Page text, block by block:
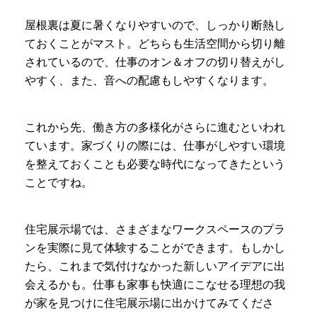
屋根裏は夏に暑くなりやすいので、しっかり断熱し
ておくことがマスト。どちらも生活空間から切り離
されているので、仕事のオン＆オフの切り替えがし
やすく、また、音への配慮もしやすくなります。
これから先、働き方の多様化がさらに進むといわれ
ています。家づくりの際には、仕事がしやすい環境
を整えておくことも必要な時代になってきたという
ことですね。
住宅展示場では、さまざまなワークスペースのプラ
ンを実際に見て体験することができます。もしかし
たら、これまで気付けなかった新しいアイデアに出
会えるかも。仕事も家事も快適にこなせる理想の我
が家を見つけに住宅展示場に出かけてみてくださ